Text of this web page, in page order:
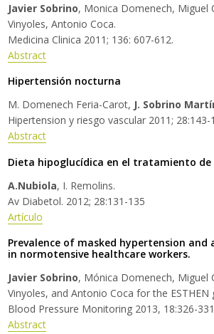
Javier Sobrino, Monica Domenech, Miguel
Vinyoles, Antonio Coca.
Medicina Clinica 2011; 136: 607-612.
Abstract
Hipertensión nocturna
M. Domenech Feria-Carot, J. Sobrino
Hipertension y riesgo vascular 2011; 28:143-
Abstract
Dieta hipoglucídica en el tratamiento
A.Nubiola, I. Remolins.
Av Diabetol. 2012; 28:131-135
Artículo
Prevalence of masked hypertension
in normotensive healthcare workers.
Javier Sobrino, Mónica Domenech, Miguel
Vinyoles, and Antonio Coca for the
Blood Pressure Monitoring 2013, 18:326-331
Abstract